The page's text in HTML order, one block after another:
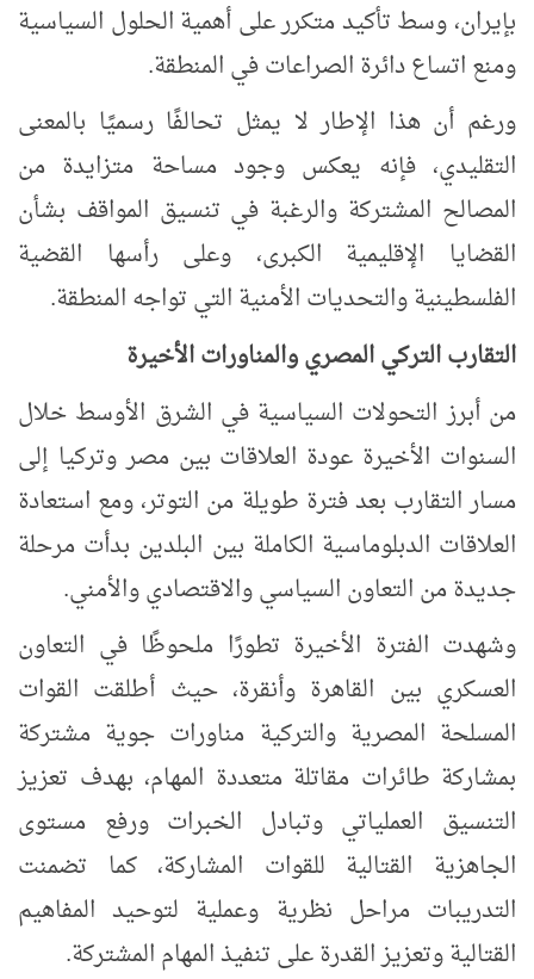
بإيران، وسط تأكيد متكرر على أهمية الحلول السياسية
ومنع اتساع دائرة الصراعات في المنطقة.
ورغم أن هذا الإطار لا يمثل تحالفًا رسميًا بالمعنى
التقليدي، فإنه يعكس وجود مساحة متزايدة من
المصالح المشتركة والرغبة في تنسيق المواقف بشأن
القضايا الإقليمية الكبرى، وعلى رأسها القضية
الفلسطينية والتحديات الأمنية التي تواجه المنطقة.
التقارب التركي المصري والمناورات الأخيرة
من أبرز التحولات السياسية في الشرق الأوسط خلال
السنوات الأخيرة عودة العلاقات بين مصر وتركيا إلى
مسار التقارب بعد فترة طويلة من التوتر، ومع استعادة
العلاقات الدبلوماسية الكاملة بين البلدين بدأت مرحلة
جديدة من التعاون السياسي والاقتصادي والأمني.
وشهدت الفترة الأخيرة تطورًا ملحوظًا في التعاون
العسكري بين القاهرة وأنقرة، حيث أطلقت القوات
المسلحة المصرية والتركية مناورات جوية مشتركة
بمشاركة طائرات مقاتلة متعددة المهام، بهدف تعزيز
التنسيق العملياتي وتبادل الخبرات ورفع مستوى
الجاهزية القتالية للقوات المشاركة، كما تضمنت
التدريبات مراحل نظرية وعملية لتوحيد المفاهيم
القتالية وتعزيز القدرة على تنفيذ المهام المشتركة.